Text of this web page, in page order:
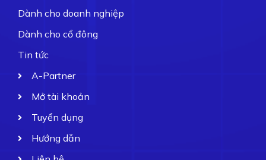
Dành cho doanh nghiệp
Dành cho cổ đông
Tin tức
A-Partner
Mở tài khoản
Tuyển dụng
Hướng dẫn